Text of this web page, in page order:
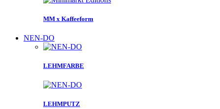
MM x Kaffeeform
NEN-DO
LEHMFARBE
LEHMPUTZ